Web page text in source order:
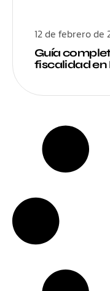
12 de febrero de
Guía
fiscalidad en